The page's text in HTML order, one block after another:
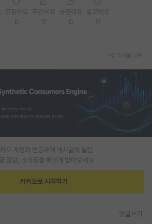
오 계정과 연동하여 게시글에 달린
알람, 소식등을 빠르게 받아보세요
카카오로 시작하기
댓글쓰기